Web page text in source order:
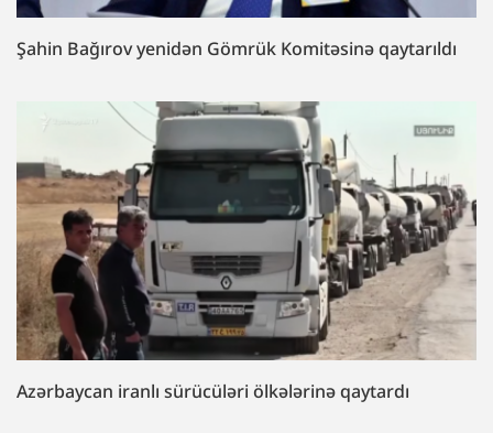
Şahin Bağırov yenidən Gömrük Komitəsinə qaytarıldı
Azərbaycan iranlı sürücüləri ölkələrinə qaytardı